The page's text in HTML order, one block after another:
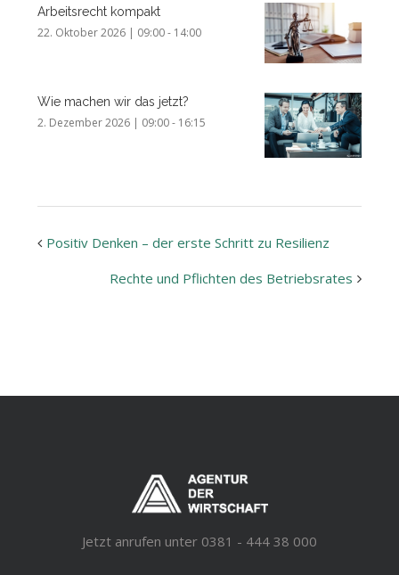
Arbeitsrecht kompakt
22. Oktober 2026 | 09:00- 14:00
Wie machen wir das jetzt?
2. Dezember 2026 | 09:00- 16:15
Veranstaltung
Navigation
Positiv Denken – der erste Schritt zu Resilienz
Rechte und Pflichten des Betriebsrates
Jetzt anrufen unter 0381 - 444 38 000